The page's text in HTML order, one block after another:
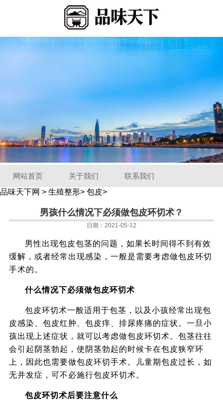
网站首页 关于我们
联系我们
品味天下网 > 生殖整形> 包皮>
男孩什么情况下必须做包皮环切术？
日期：2021-05-12
男性出现包皮包茎的问题，如果长时间得不到有效
缓解，或者经常出现感染，一般是需要考虑做包皮环切
手术的。
什么情况下必须做包皮环切术
包皮环切术一般适用于包茎，以及小孩经常出现包
皮感染、包皮红肿、包皮痒、排尿疼痛的症状。一旦小
孩出现上述症状，就可以考虑做包皮环切术。包茎往往
会引起阴茎勃起，使阴茎勃起的时候卡在包皮狭窄环
上，因此也需要做包皮环切手术。儿童期包皮过长，如
无并发症，可不必施行包皮环切术。
包皮环切术后要注意什么